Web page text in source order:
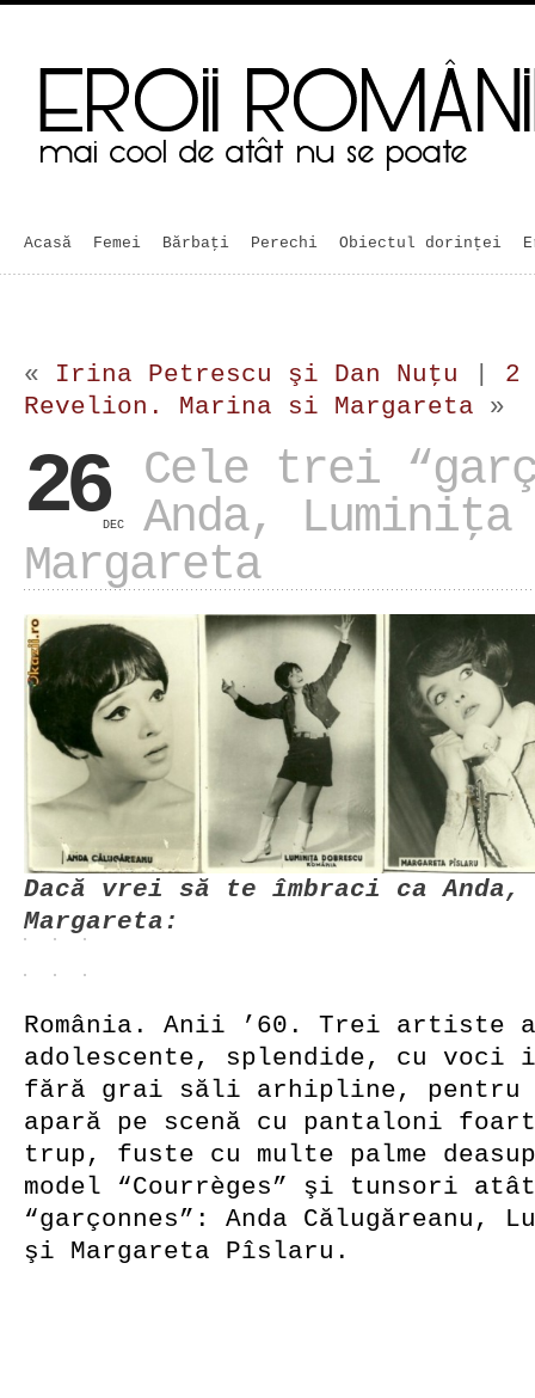
Acasă Femei Bărbaţi Perechi Obiectul dorinței
« Irina Petrescu şi Dan Nuţu
2
Revelion. Marina si Margareta »
26DEC
Cele trei
Anda,
Margareta
Dacă vrei să te îmbraci ca Anda,
Margareta:
România. Anii ’60. Trei artiste
adolescente, splendide, cu voci
fără grai săli arhipline, pentru
apară pe scenă cu pantaloni
trup, fuste cu multe palme
model “Courrèges” şi tunsori
“garçonnes”: Anda Călugăreanu,
şi Margareta Pîslaru.